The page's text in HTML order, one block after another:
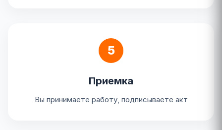
5
Приемка
Вы принимаете работу, подписываете акт